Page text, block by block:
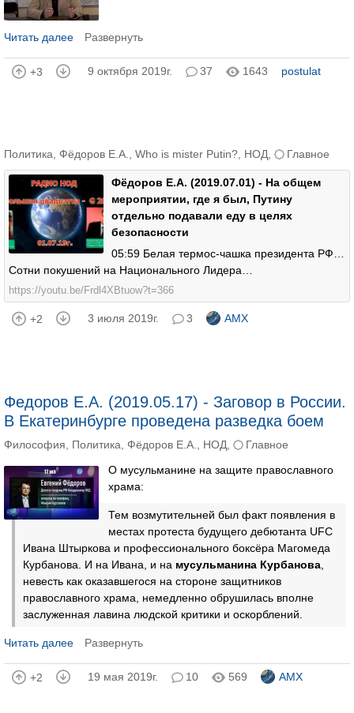
Читать далее Развернуть
+3 9 октября 2019г. 37 1643 postulat
Политика Фёдоров Е.А. Who is mister Putin? НОД Главное
Фёдоров Е.А. (2019.07.01) - На общем
мероприятии, где я был, Путину
отдельно подавали еду в целях
безопасности
05:59 Белая термос-чашка президента РФ…
Сотни покушений на Национального Лидера…
https://youtu.be/Frdl4XBtuow?t=366
+2 3 июля 2019г. 3 AMX
Федоров Е.А. (2019.05.17) - Заговор в России.
В Екатеринбурге проведена разведка боем
Философия Политика Фёдоров Е.А. НОД
Главное
О мусульманине на защите православного
храма:
Тем возмутительней был факт появления в
местах протеста будущего дебютанта UFC
Ивана Штыркова и профессионального боксёра Магомеда
Курбанова. И на Ивана, и на мусульманина Курбанова
невесть как оказавшегося на стороне защитников
православного храма, немедленно обрушилась вполне
заслуженная лавина людской критики и оскорблений.
Читать далее Развернуть
+2 19 мая 2019г. 10 569 AMX